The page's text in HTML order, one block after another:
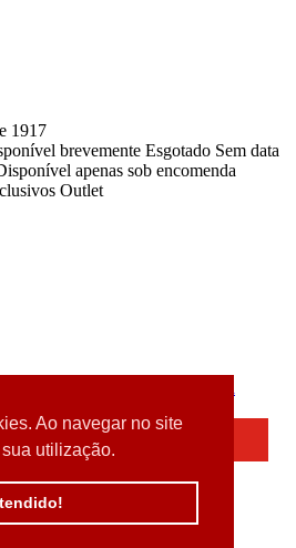
Ao navegar no site
utilização.
1917
brevemente Esgotado Sem data
apenas sob encomenda
Outlet
browser desatualizado